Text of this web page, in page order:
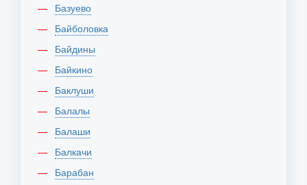
Базуево
Байболовка
Байдины
Байкино
Баклуши
Балалы
Балаши
Балкачи
Барабан